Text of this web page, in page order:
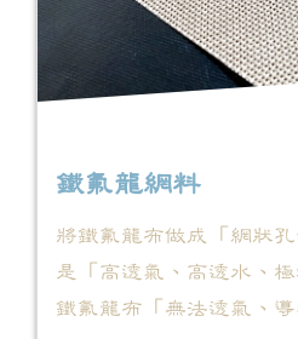
鐵氟龍網料
將鐵氟龍布做成「網狀
是「高透氣、高透水、
鐵氟龍布「無法透氣、